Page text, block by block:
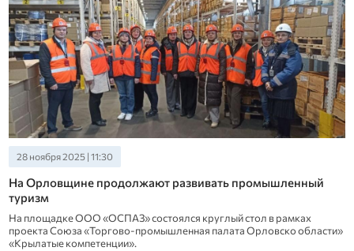
28 ноября 2025 | 11:30
На Орловщине продолжают развивать промышленный
туризм
На площадке ООО «ОСПАЗ» состоялся круглый стол в рамках
проекта Союза «Торгово-промышленная палата Орловско области»
«Крылатые компетенции».